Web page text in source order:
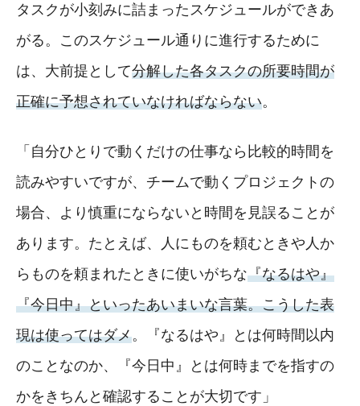
タスクが小刻みに詰まったスケジュールができあ
がる。このスケジュール通りに進行するために
は、大前提として分解した各タスクの所要時間が
正確に予想されていなければならない。
「自分ひとりで動くだけの仕事なら比較的時間を
読みやすいですが、チームで動くプロジェクトの
場合、より慎重にならないと時間を見誤ることが
あります。たとえば、人にものを頼むときや人か
らものを頼まれたときに使いがちな『なるはや』
『今日中』といったあいまいな言葉。こうした表
現は使ってはダメ。『なるはや』とは何時間以内
のことなのか、『今日中』とは何時までを指すの
かをきちんと確認することが大切です」